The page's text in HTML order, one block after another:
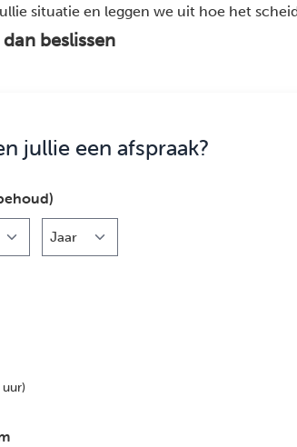
situatie en leggen we uit hoe het
beslissen
jullie een afspraak?